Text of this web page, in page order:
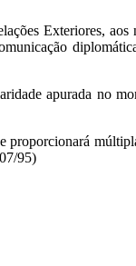
Exteriores, aos
apurada no
95)